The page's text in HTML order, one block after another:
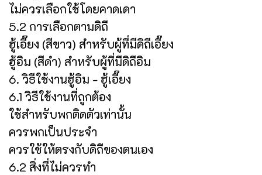
ไม่ควรเลือกใช้โดยคาดเดา
5.2 การเลือกตามดิถี
ฮู้เอี๊ยง (สีขาว) สำหรับผู้ที่มีดิถีเอี๊ยง
ฮู้อิม (สีดำ) สำหรับผู้ที่มีดิถีอิม
6. วิธีใช้งานฮู้อิม - ฮู้เอี๊ยง
6.1 วิธีใช้งานที่ถูกต้อง
ใช้สำหรับพกติดตัวเท่านั้น
ควรพกเป็นประจำ
ควรใช้ให้ตรงกับดิถีของตนเอง
6.2 สิ่งที่ไม่ควรทำ